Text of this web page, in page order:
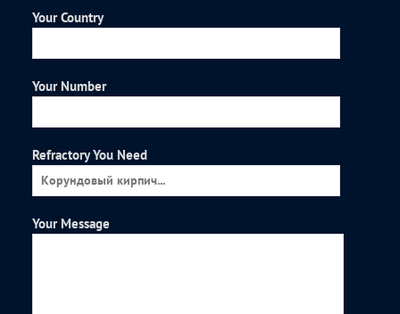
Your Country
Your Number
Refractory You Need
Your Message